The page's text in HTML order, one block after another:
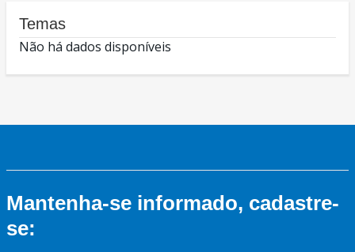
Temas
Não há dados disponíveis
Mantenha-se informado, cadastre-
se: